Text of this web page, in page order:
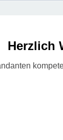
Herzlich